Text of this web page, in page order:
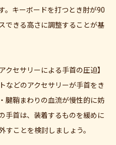
。キーボードを打つとき肘が90
できる高さに調整することが基
クセサリーによる手首の圧迫】
などのアクセサリーが手首をき
腱鞘まわりの血流が慢性的に妨
手首は、装着するものを緩めに
すことを検討しましょう。